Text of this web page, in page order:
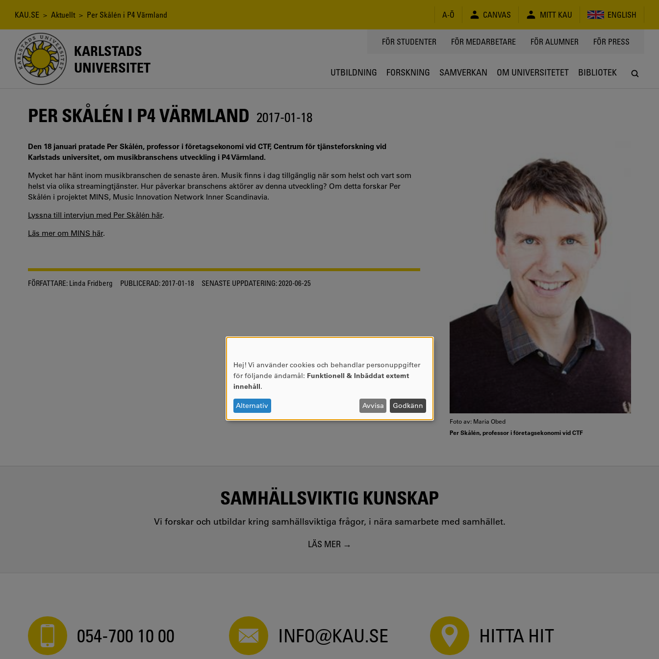
Länkstig
KAU.SE > Aktuellt > Per Skålén i P4 Värmland A-Ö CANVAS MITT KAU ENGLISH
KARLSTADS
UNIVERSITET
TOPPMENY
FÖR STUDENTER FÖR MEDARBETARE FÖR ALUMNER FÖR PRESS
UTBILDNING FORSKNING SAMVERKAN OM UNIVERSITETET BIBLIOTEK
PER SKÅLÉN I P4 VÄRMLAND 2017-01-18
Den 18 januari pratade Per Skålén, professor i företagsekonomi vid CTF, Centrum för tjänsteforskning vid
Karlstads universitet, om musikbranschens utveckling i P4 Värmland.
Mycket har hänt inom musikbranschen de senaste åren. Musik finns i dag tillgänglig när som helst och vart som
helst via olika streamingtjänster. Hur påverkar branschens aktörer av denna utveckling? Om detta forskar Per
Skålén i projektet MINS, Music Innovation Network Inner Scandinavia.
Lyssna till intervjun med Per Skålén här.
Läs mer om MINS här.
FÖRFATTARE: Linda Fridberg PUBLICERAD:2017-01-18 SENASTE UPPDATERING:2020-06-25
Foto av: Maria Obed
Per Skålén, professor i företagsekonomi vid CTF
SAMHÄLLSVIKTIG KUNSKAP
Vi forskar och utbildar kring samhällsviktiga frågor, i nära samarbete med samhället.
LÄS MER
054-700 10 00 INFO@KAU.SE HITTA HIT
ANVÄNDNING
AV
OCH
COOKIES
Hej! Vi använder cookies och behandlar personuppgifter
för följande ändamål: Funktionell & Inbäddat externt
innehåll.
Alternativ Avvisa Godkänn